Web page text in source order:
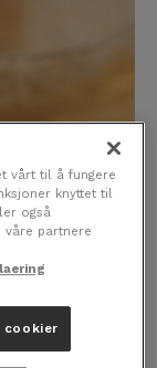
Det er
vårt til å fungere
knyttet til
også
våre partnere
cookier